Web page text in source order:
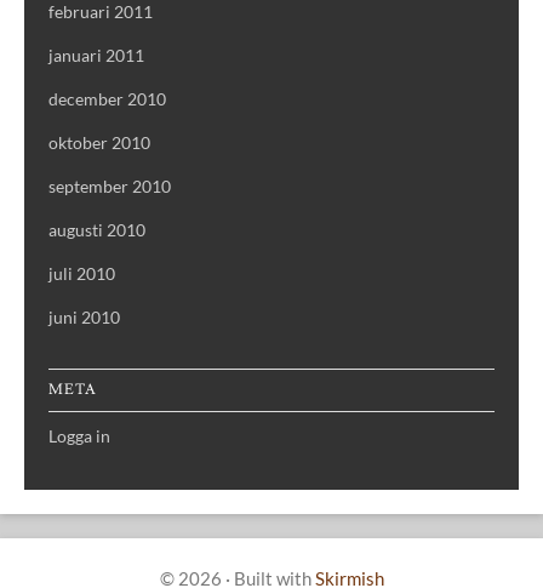
februari 2011
januari 2011
december 2010
oktober 2010
september 2010
augusti 2010
juli 2010
juni 2010
META
Logga in
© 2026 · Built withSkirmish